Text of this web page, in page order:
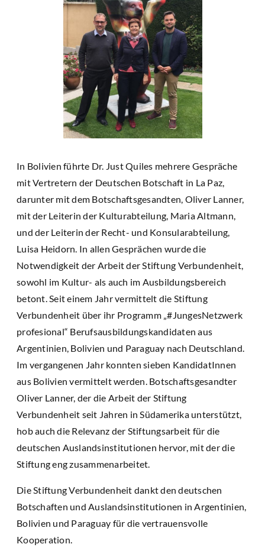
In Bolivien führte Dr. Just Quiles mehrere Gespräche
mit Vertretern der Deutschen Botschaft in La Paz,
darunter mit dem Botschaftsgesandten, Oliver Lanner,
mit der Leiterin der Kulturabteilung, Maria Altmann,
und der Leiterin der Recht- und Konsularabteilung,
Luisa Heidorn. In allen Gesprächen wurde die
Notwendigkeit der Arbeit der Stiftung Verbundenheit,
sowohl im Kultur- als auch im Ausbildungsbereich
betont. Seit einem Jahr vermittelt die Stiftung
Verbundenheit über ihr Programm „#JungesNetzwerk
profesional“ Berufsausbildungskandidaten aus
Argentinien, Bolivien und Paraguay nach Deutschland.
Im vergangenen Jahr konnten sieben KandidatInnen
aus Bolivien vermittelt werden. Botschaftsgesandter
Oliver Lanner, der die Arbeit der Stiftung
Verbundenheit seit Jahren in Südamerika unterstützt,
hob auch die Relevanz der Stiftungsarbeit für die
deutschen Auslandsinstitutionen hervor, mit der die
Stiftung eng zusammenarbeitet.
Die Stiftung Verbundenheit dankt den deutschen
Botschaften und Auslandsinstitutionen in Argentinien,
Bolivien und Paraguay für die vertrauensvolle
Kooperation.